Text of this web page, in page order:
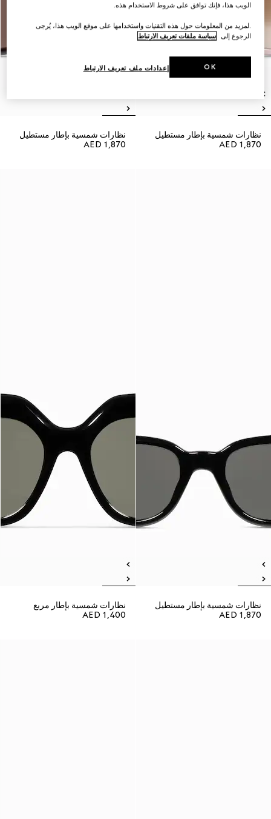
نظارات شمسية بإطار مستطيل
AED 1,870
نظارات شمسية بإطار مستطيل
AED 1,870
نظارات شمسية بإطار مستطيل
AED 1,870
نظارات شمسية بإطار مربع
AED 1,400
الويب هذا، فإنك توافق على شروط الاستخدام هذه.
.لمزيد من المعلومات حول هذه التقنيات واستخدامها على موقع الويب هذا، يُرجى
الرجوع إلى سياسة ملفات تعريف الارتباط
إعدادات ملف تعريف الارتباط OK